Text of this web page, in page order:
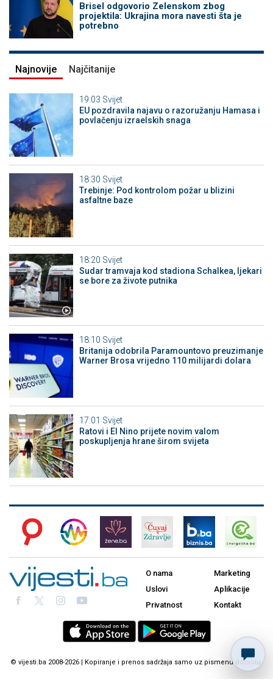
Brisel odgovorio Zelenskom zbog
projektila: Ukrajina mora navesti šta je
potrebno
Najnovije Najčitanije
19:03 Svijet
EU pozdravila najavu o razoružanju Hamasa i
povlačenju izraelskih snaga
18:30 Svijet
Trebinje: Pod kontrolom požar u blizini
asfaltne baze
18:20 Svijet
Sudar tramvaja kod stadiona Schalkea, ljekari
se bore za živote putnika
18:10 Svijet
Britanija odobrila Paramountovo preuzimanje
Warner Brosa vrijedno 110 milijardi dolara
17:01 Svijet
Ratovi i El Nino prijete novim valom
poskupljenja hrane širom svijeta
O nama
Uslovi
Privatnost
Marketing
Aplikacije
Kontakt
© vijesti.ba 2008-2026 | Kopiranje i prenos sadržaja samo uz pismenu dozvolu.